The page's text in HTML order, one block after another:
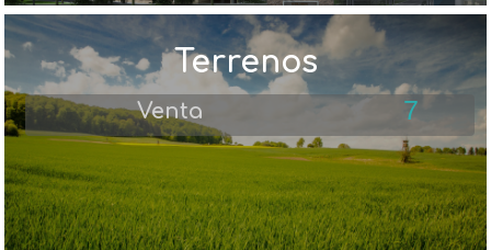
Terrenos
Venta 7